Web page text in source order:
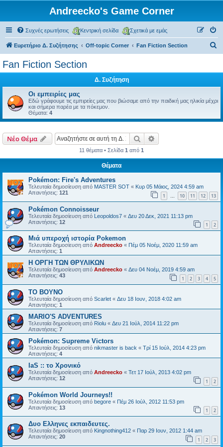
Andreecko's Game Corner
Συχνές ερωτήσεις Κεντρική σελίδα Σχετικά με εμάς
Ευρετήριο Δ. Συζήτησης Off-topic Corner Fan Fiction Section
τ
Fan Fiction Section
Δ. Συζήτηση
Οι εμπειρίες μας
Εδώ γράφουμε τις εμπιρείες μας που βιώσαμε από την παιδική μας ηλικία μέχρι
και σήμερα παρέα με τα πόκεμον.
Θέματα: 4
Νέο Θέμα Αναζήτηση
11 θέματα • Σελίδα 1 από 1
Θέματα
Pokémon: Fire's Adventures
Τελευταία δημοσίευση από MASTER SOT « Κυρ 05 Μάιος, 2024 4:59 am
Απαντήσεις: 121 1 … 10 11 12 13
Pokémon Connoisseur
Τελευταία δημοσίευση από Leopoldos7 « Δευ 20 Δεκ, 2021 11:13 pm
Απαντήσεις: 12 1 2
Μιά υπεροχή ιστορία Pokemon
Τελευταία δημοσίευση από Andreecko « Πέμ 05 Νοέμ, 2020 11:59 am
Απαντήσεις: 1
Η ΟΡΓΗ ΤΩΝ ΘΡΥΛΙΚΩΝ
Τελευταία δημοσίευση από Andreecko « Δευ 04 Νοέμ, 2019 4:59 am
Απαντήσεις: 43 1 2 3 4 5
ΤΟ ΒΟΥΝΟ
Τελευταία δημοσίευση από Scarlet « Δευ 18 Ιουν, 2018 4:02 am
Απαντήσεις: 1
MARIO'S ADVENTURES
Τελευταία δημοσίευση από Riolu « Δευ 21 Ιούλ, 2014 11:22 pm
Απαντήσεις: 7
Pokémon: Supreme Victors
Τελευταία δημοσίευση από nikmaster is back « Τρί 15 Ιούλ, 2014 4:23 pm
Απαντήσεις: 4
IaS :: το Χρονικό
Τελευταία δημοσίευση από Andreecko « Τετ 17 Ιούλ, 2013 4:02 pm
Απαντήσεις: 12 1 2
Pokémon World Journeys!!
Τελευταία δημοσίευση από begore « Πέμ 26 Ιούλ, 2012 11:53 pm
Απαντήσεις: 13 1 2
Δυο Ελληνες εκπαιδευτες.
Τελευταία δημοσίευση από Kingnothing412 « Παρ 29 Ιουν, 2012 1:44 am
Απαντήσεις: 20 1 2 3